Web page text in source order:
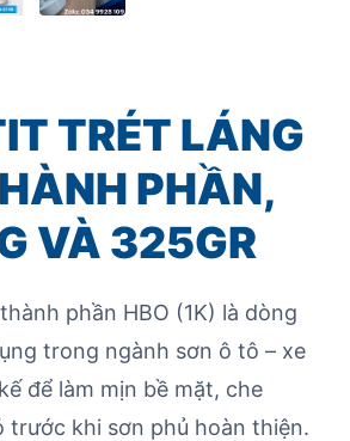
TRÉT LÁNG
PHẦN,
VÀ 325GR
phần HBO (1K) là dòng
trong ngành sơn ô tô – xe
để làm mịn bề mặt, che
trước khi sơn phủ hoàn thiện.